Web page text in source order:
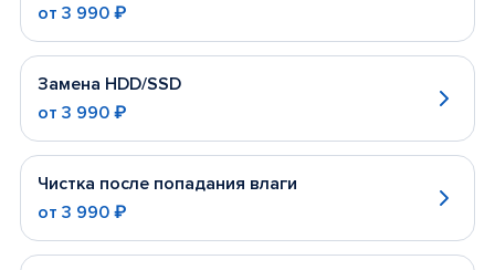
от 3 990 ₽
Замена HDD/SSD
от 3 990 ₽
Чистка после попадания влаги
от 3 990 ₽